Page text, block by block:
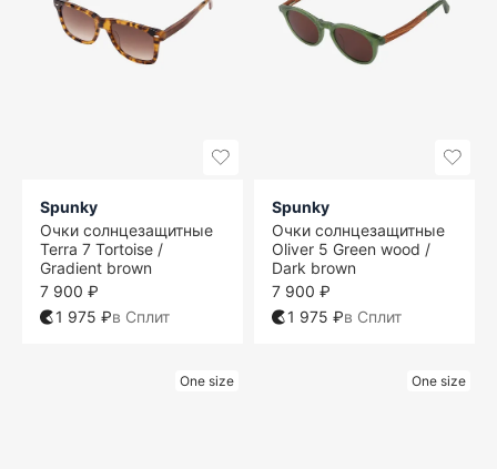
Spunky
Очки солнцезащитные
Terra 7 Tortoise /
Gradient brown
7 900 ₽
1 975 ₽в Сплит
Spunky
Очки солнцезащитные
Oliver 5 Green wood /
Dark brown
7 900 ₽
1 975 ₽в Сплит
One size One size